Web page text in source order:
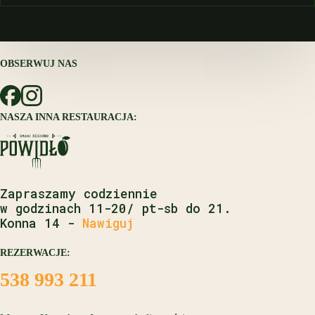
OBSERWUJ NAS
NASZA INNA RESTAURACJA:
Zapraszamy codziennie
w godzinach 11-20/ pt-sb do 21.
Konna 14 - Nawiguj
REZERWACJE:
538 993 211